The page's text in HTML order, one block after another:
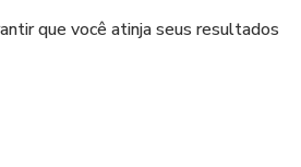
que você atinja seus resultados